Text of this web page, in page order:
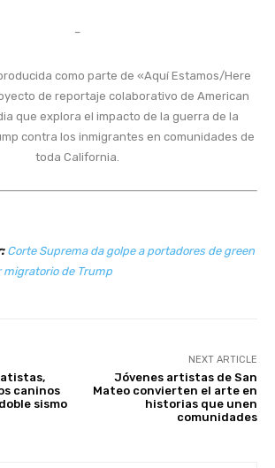
–
como parte de «Aquí Estamos/Here
de reportaje colaborativo de American
que explora el impacto de la guerra de la
contra los inmigrantes en comunidades de
toda California.
Corte Suprema da golpe a portadores de green
migratorio de Trump
caninos
sismo
NEXT ARTICLE
Jóvenes artistas de San
Mateo convierten el arte en
historias que unen
comunidades